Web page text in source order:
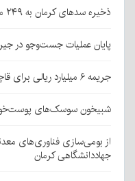
ذخیره سدهای کرمان به ۲۴۹ میلیون مترمکعب رسید
پایان عملیات جست‌وجو در جیرفت؛ کودک ۴
جریمه ۶ میلیارد ریالی برای قاچاقچی نارنگی پاکستانی در بافت
شبیخون سوسک‌های
از بومی‌سازی فناوری‌های
جهاددانشگاهی کرمان